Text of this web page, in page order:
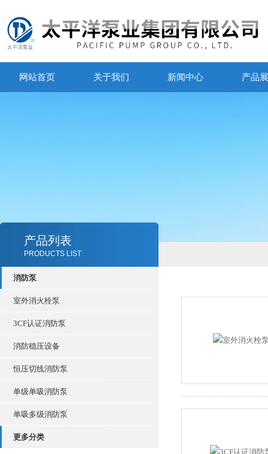
网站首页 关于我们 新闻中心 产品
产品列表
PRODUCTS LIST
消防泵
室外消火栓泵
3CF认证消防泵
消防稳压设备
恒压切线消防泵
单级单吸消防泵
单吸多级消防泵
更多分类